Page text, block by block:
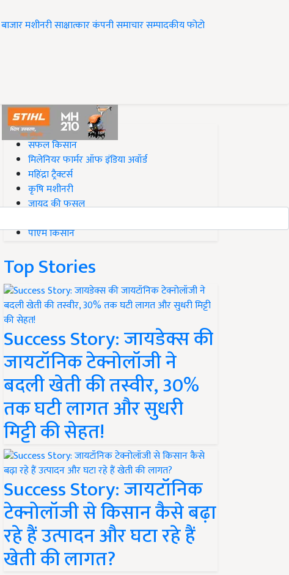
बाजारमशीनरीसाक्षात्कारकंपनी समाचारसम्पादकीयफोटो
#Top on Krishi Jagran
सफल किसान
मिलेनियर फार्मर ऑफ इंडिया अवॉर्ड
महिंद्रा ट्रैक्टर्स
कृषि मशीनरी
जायद की फसल
पीएम किसान
Top Stories
Success Story: जायडेक्स की
जायटॉनिक टेक्नोलॉजी ने
बदली खेती की तस्वीर, 30%
तक घटी लागत और सुधरी
मिट्टी की सेहत!
Success Story: जायटॉनिक
टेक्नोलॉजी से किसान कैसे बढ़ा
रहे हैं उत्पादन और घटा रहे हैं
खेती की लागत?